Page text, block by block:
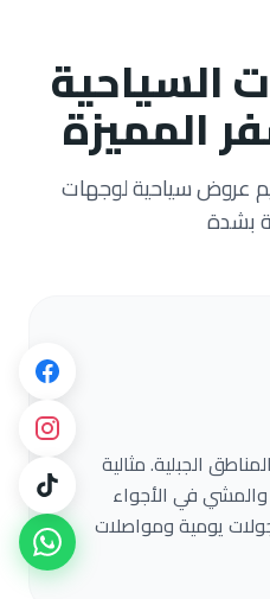
السياحية
المميزة
عروض سياحية لوجهات
بشدة
الجبلية. مثالية
والمشي في الأجواء
يومية ومواصلات